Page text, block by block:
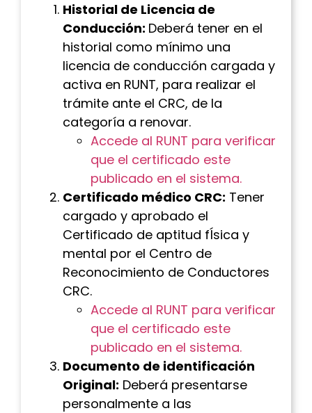
Historial de Licencia de
Conducción: Deberá tener en el
historial como mínimo una
licencia de conducción cargada y
activa en RUNT, para realizar el
trámite ante el CRC, de la
categoría a renovar.
Accede al RUNT para verificar
que el certificado este
publicado en el sistema.
Certificado médico CRC: Tener
cargado y aprobado el
Certificado de aptitud fÍsica y
mental por el Centro de
Reconocimiento de Conductores
CRC.
Accede al RUNT para verificar
que el certificado este
publicado en el sistema.
Documento de identificación
Original: Deberá presentarse
personalmente a las